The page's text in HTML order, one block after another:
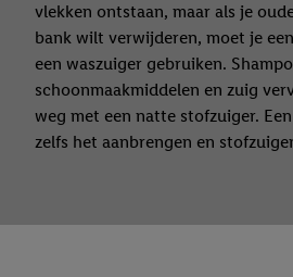
vlekken ontstaan, maar als je
bank wilt verwijderen, moet je
een waszuiger gebruiken.
schoonmaakmiddelen en zuig
weg met een natte stofzuiger.
zelfs het aanbrengen en